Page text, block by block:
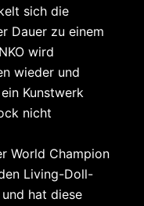
sich die
Dauer zu einem
wird
wieder und
Kunstwerk
nicht
World Champion
Living-Doll-
hat diese